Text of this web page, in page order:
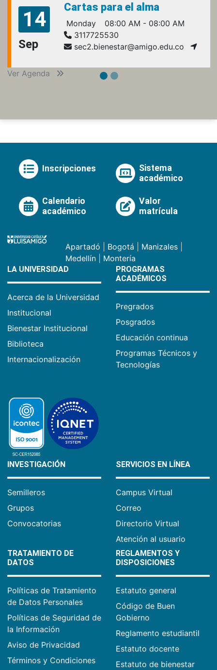
14
Sep
Cartas para el alma
Monday
08:00 AM - 08:00 AM
3117725530
sec2.bienestar@amigo.edu.co
Ver Agenda
Inscripciones
Sistema
académico
Calendario
académico
Valor
matrícula
Apartadó Bogotá Manizales
Medellín
Montería
LA UNIVERSIDAD
Acerca de la Universidad
Institucional
Bienestar Institucional
Biblioteca
Internacionalización
PROGRAMAS
ACADÉMICOS
Pregrados
Posgrados
Educación continua
Programas Técnicos y
Tecnologías
INVESTIGACIÓN
Semilleros
Grupos
Convocatorias
SERVICIOS EN LÍNEA
Campus Virtual
Correo
Directorio Virtual
Atención al usuario
TRATAMIENTO DE
DATOS
Políticas de Tratamiento
de Datos Personales
Políticas de Seguridad de
la Información
Aviso de Privacidad
Términos y Condiciones
REGLAMENTOS Y
DISPOSICIONES
Estatuto general
Código de Buen
Gobierno
Reglamento estudiantil
Estatuto docente
Estatuto de bienestar